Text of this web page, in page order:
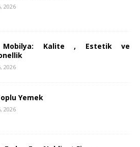
2026
Mobilya: Kalite , Estetik ve
2026
Yemek
2026